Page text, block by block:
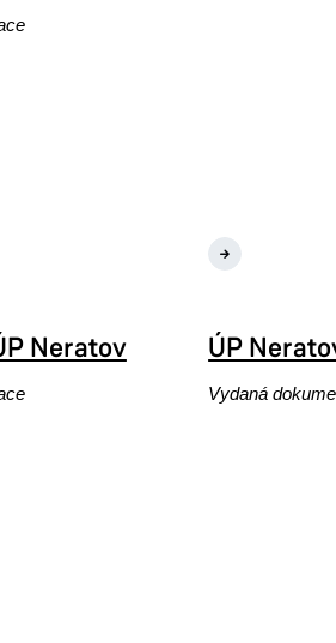
Změna č. 2 ÚP Neratov
Neratov ÚP
Vydaná